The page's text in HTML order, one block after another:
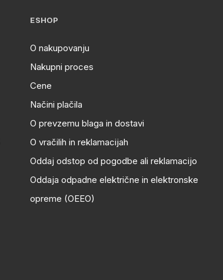
ESHOP
O nakupovanju
Nakupni proces
Cene
Načini plačila
O prevzemu blaga in dostavi
O vračilih in reklamacijah
Oddaj odstop od pogodbe ali reklamacijo
Oddaja odpadne električne in elektronske
opreme (OEEO)